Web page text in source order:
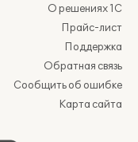
О решениях 1С
Прайс-лист
Поддержка
Обратная связь
Сообщить об ошибке
Карта сайта